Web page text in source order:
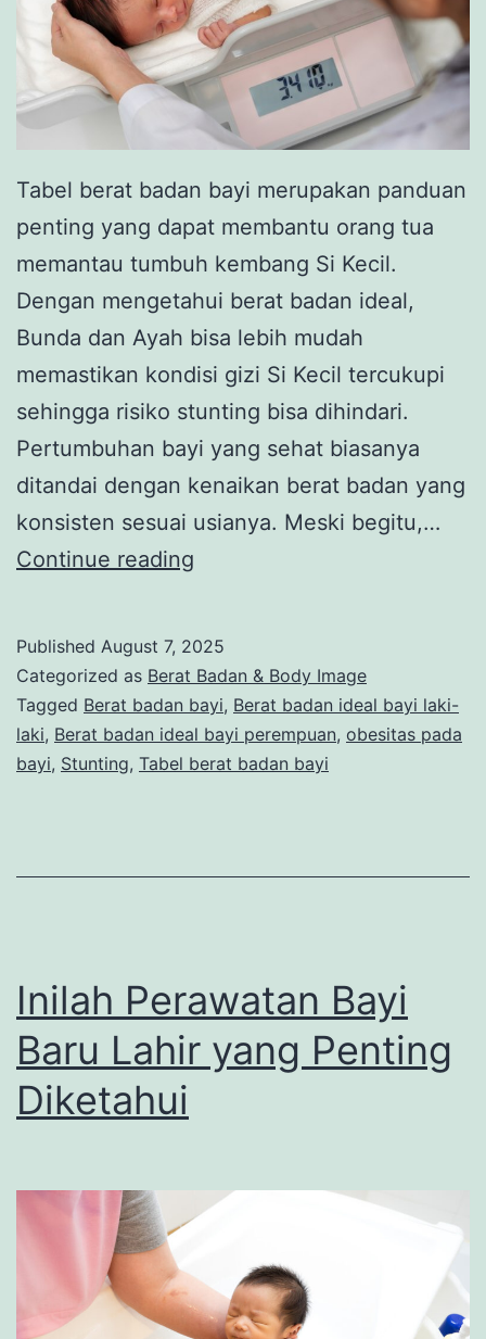
Tabel berat badan bayi merupakan panduan
penting yang dapat membantu orang tua
memantau tumbuh kembang Si Kecil.
Dengan mengetahui berat badan ideal,
Bunda dan Ayah bisa lebih mudah
memastikan kondisi gizi Si Kecil tercukupi
sehingga risiko stunting bisa dihindari.
Pertumbuhan bayi yang sehat biasanya
ditandai dengan kenaikan berat badan yang
konsisten sesuai usianya. Meski begitu,…
Continue reading
Bayi:
Panduan
Memantau
Tumbuh
Published August 7, 2025
Categorized as Berat Badan & Body Image
Tagged Berat badan bayi, Berat badan ideal bayi laki-
laki, Berat badan ideal bayi perempuan, obesitas pada
bayi, Stunting, Tabel berat badan bayi
Inilah Perawatan Bayi
Baru Lahir yang Penting
Diketahui